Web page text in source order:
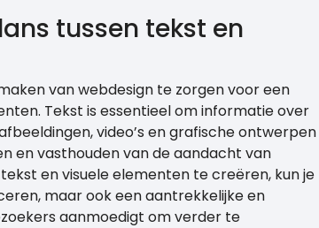
tussen tekst en
van webdesign te zorgen voor een
Tekst is essentieel om informatie over
video’s en grafische ontwerpen
en vasthouden van de aandacht van
en visuele elementen te creëren, kun je
maar ook een aantrekkelijke en
aanmoedigt om verder te